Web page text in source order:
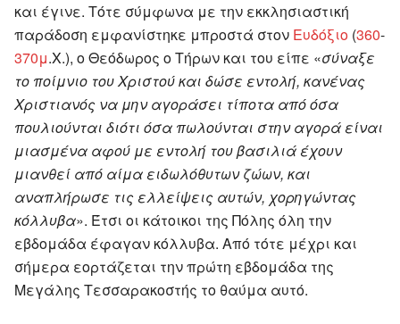
και έγινε. Τότε σύμφωνα με την εκκλησιαστική
παράδοση εμφανίστηκε μπροστά στον Ευδόξιο (360-
370μ.Χ.), ο Θεόδωρος ο Τήρων και του είπε «σύναξε
το ποίμνιο του Χριστού και δώσε εντολή, κανένας
Χριστιανός να μην αγοράσει τίποτα από όσα
πουλιούνται διότι όσα πωλούνται στην αγορά είναι
μιασμένα αφού με εντολή του βασιλιά έχουν
μιανθεί από αίμα ειδωλόθυτων ζώων, και
αναπλήρωσε τις ελλείψεις αυτών, χορηγώντας
κόλλυβα». Έτσι οι κάτοικοι της Πόλης όλη την
εβδομάδα έφαγαν κόλλυβα. Από τότε μέχρι και
σήμερα εορτάζεται την πρώτη εβδομάδα της
Μεγάλης Τεσσαρακοστής το θαύμα αυτό.